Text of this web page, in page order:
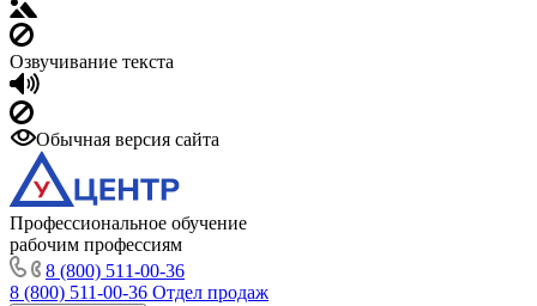
Озвучивание текста
Обычная версия сайта
Профессиональное обучение
рабочим профессиям
8 (800) 511-00-36
8 (800) 511-00-36 Отдел продаж